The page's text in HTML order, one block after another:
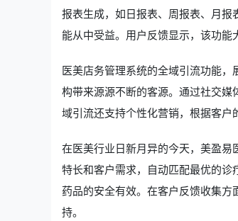
报表生成，如日报表、周报表、月
能从中受益。用户反馈显示，该功能
医美店务管理系统的全域引流功能
构带来源源不断的客源。通过社交
域引流还支持个性化营销，根据客户
在医美行业日新月异的今天，美盈易
特长和客户需求，自动匹配最优的
药品的安全有效。在客户反馈收集
持。